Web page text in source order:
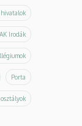
Irodák
Porta